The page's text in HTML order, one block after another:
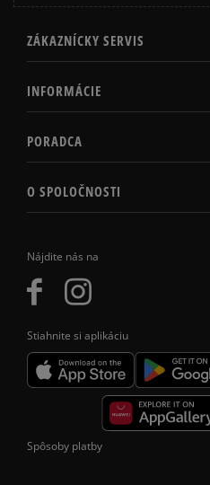
Nájdite nás na
Stiahnite si aplikáciu
ZÁKAZNÍCKY SERVIS
INFORMÁCIE
PORADCA
O SPOLOČNOSTI
Spôsoby platby